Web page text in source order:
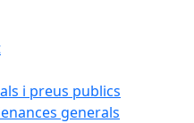
i preus publics
generals